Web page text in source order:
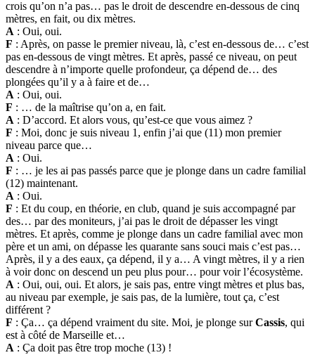
crois qu’on n’a pas… pas le droit de descendre en-dessous de cinq
mètres, en fait, ou dix mètres.
A : Oui, oui.
F : Après, on passe le premier niveau, là, c’est en-dessous de… c’est
pas en-dessous de vingt mètres. Et après, passé ce niveau, on peut
descendre à n’importe quelle profondeur, ça dépend de… des
plongées qu’il y a à faire et de…
A : Oui, oui.
F : … de la maîtrise qu’on a, en fait.
A : D’accord. Et alors vous, qu’est-ce que vous aimez ?
F : Moi, donc je suis niveau 1, enfin j’ai que (11) mon premier
niveau parce que…
A : Oui.
F : … je les ai pas passés parce que je plonge dans un cadre familial
(12) maintenant.
A : Oui.
F : Et du coup, en théorie, en club, quand je suis accompagné par
des… par des moniteurs, j’ai pas le droit de dépasser les vingt
mètres. Et après, comme je plonge dans un cadre familial avec mon
père et un ami, on dépasse les quarante sans souci mais c’est pas…
Après, il y a des eaux, ça dépend, il y a… A vingt mètres, il y a rien
à voir donc on descend un peu plus pour… pour voir l’écosystème.
A : Oui, oui, oui. Et alors, je sais pas, entre vingt mètres et plus bas,
au niveau par exemple, je sais pas, de la lumière, tout ça, c’est
différent ?
F : Ça… ça dépend vraiment du site. Moi, je plonge surCassis, qui
est à côté de Marseille et…
A : Ça doit pas être trop moche (13) !